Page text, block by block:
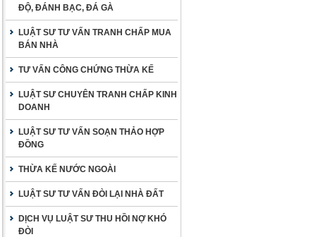
ĐỘ, ĐÁNH BẠC, ĐÁ GÀ
LUẬT SƯ TƯ VẤN TRANH CHẤP MUA
BÁN NHÀ
TƯ VẤN CÔNG CHỨNG THỪA KẾ
LUẬT SƯ CHUYÊN TRANH CHẤP KINH
DOANH
LUẬT SƯ TƯ VẤN SOẠN THẢO HỢP
ĐỒNG
THỪA KẾ NƯỚC NGOÀI
LUẬT SƯ TƯ VẤN ĐÒI LẠI NHÀ ĐẤT
DỊCH VỤ LUẬT SƯ THU HỒI NỢ KHÓ
ĐÒI